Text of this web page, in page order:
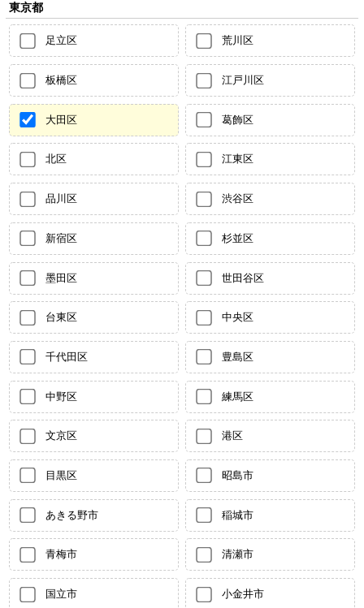
東京都
足立区 荒川区
板橋区 江戸川区
大田区 葛飾区
北区 江東区
品川区 渋谷区
新宿区 杉並区
墨田区 世田谷区
台東区 中央区
千代田区 豊島区
中野区 練馬区
文京区 港区
目黒区 昭島市
あきる野市 稲城市
青梅市 清瀬市
国立市 小金井市